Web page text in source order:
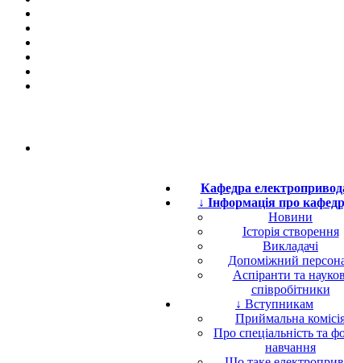
Кафедра
↓ Інформація про
Новини
Історія створення
Викладачі
Допоміжний
Аспіранти та
співробітники
↓ Вступникам
Приймальна
Про спеціальність та
навчання